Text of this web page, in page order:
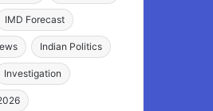
IMD Forecast
Indian Politics
Investigation